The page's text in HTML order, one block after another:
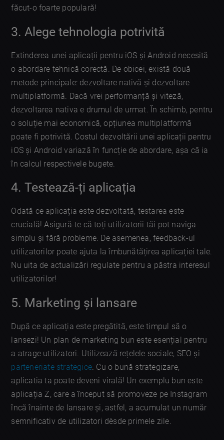
făcut-o foarte populară!
3. Alege tehnologia potrivită
Extinderea unei aplicații pentru iOS și Android necesită
o abordare tehnică corectă. De obicei, există două
metode principale: dezvoltare nativă și dezvoltare
multiplatformă. Dacă vrei performanță și viteză,
dezvoltarea nativa e drumul de urmat. În schimb, pentru
o soluție mai economică, opțiunea multiplatformă
poate fi potrivită. Costul dezvoltării unei aplicații pentru
iOS și Android variază în funcție de abordare, așa că ia
în calcul respectivele bugete.
4. Testează-ți aplicația
Odată ce aplicația este dezvoltată, testarea este
crucială! Asigură-te că toți utilizatorii tăi pot naviga
simplu și fără probleme. De asemenea, feedback-ul
utilizatorilor poate ajuta la îmbunătățirea aplicației tale.
Nu uita de actualizări regulate pentru a păstra interesul
utilizatorilor!
5. Marketing și lansare
După ce aplicația este pregătită, este timpul să o
lansezi! Un plan de marketing bun este esențial pentru
a atrage utilizatori. Utilizează rețelele sociale, SEO și
parteneriate strategice . Cu o bună strategizare,
aplicatia ta poate deveni virală! Un exemplu bun este
aplicația Z, care a început să promoveze pe Instagram
încă înainte de lansare și, astfel, a acumulat un număr
semnificativ de utilizatori dèsde primele zile.